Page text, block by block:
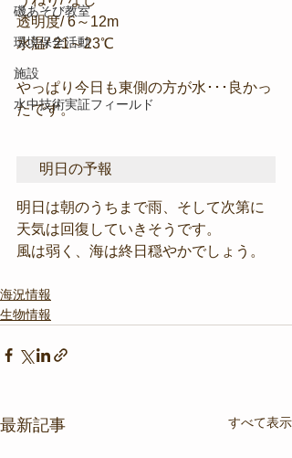
磯あそび教室
環境保全活動
施設
水中技術実証フィールド
透明度/ 6～12m
水温/ 21～23℃
やっぱり今日も東側の方が水･･･良かっ
たです。
明日の予報
明日は朝のうちまで雨、そして次第に
天気は回復していきそうです。
風は弱く、海は終日穏やかでしょう。
海況情報
生物情報
最新記事 すべて表示